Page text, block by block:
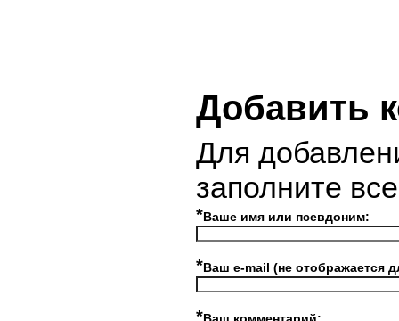
Добавить
Для
заполните
*Ваше имя или псевдоним:
*Ваш e-mail (не отображается
*